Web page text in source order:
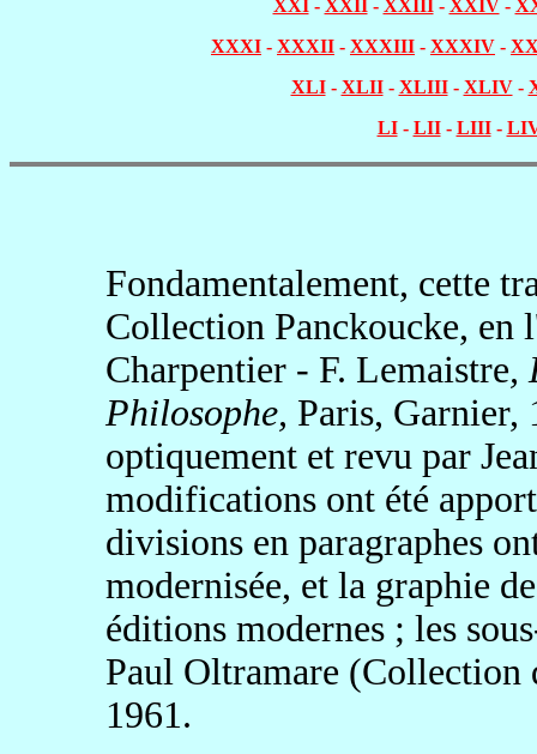
XXI- XXII- XXIII- XXIV-
XXXI - XXXII - XXXIII - XXXIV -
XLI- XLII- XLIII- XLIV-
LI- LII- LIII-
Fondamentalement, cette
Collection Panckoucke, en
Charpentier - F. Lemaistre,
Philosophe, Paris, Garnier,
optiquement et revu par
modifications ont été
divisions en paragraphes
modernisée, et la graphie
éditions modernes ; les
Paul Oltramare (Collection
1961.